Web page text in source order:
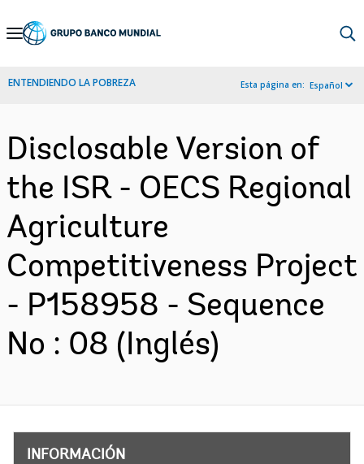
Skip
Navigation
ENTENDIENDO LA POBREZA Esta página en: Español
Disclosable Version of
the ISR - OECS Regional
Agriculture
Competitiveness Project
- P158958 - Sequence
No : 08 (Inglés)
INFORMACIÓN